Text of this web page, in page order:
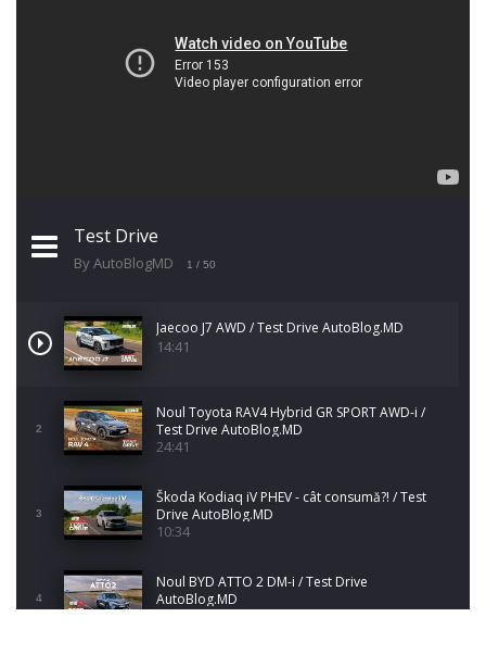
Test Drive
By AutoBlogMD 1 / 50
Jaecoo J7 AWD / Test Drive AutoBlog.MD
14:41
2
Noul Toyota RAV4 Hybrid GR SPORT AWD-i /
Test Drive AutoBlog.MD
24:41
3
Škoda Kodiaq iV PHEV - cât consumă?! / Test
Drive AutoBlog.MD
10:34
4
Noul BYD ATTO 2 DM-i / Test Drive
AutoBlog.MD
17:35